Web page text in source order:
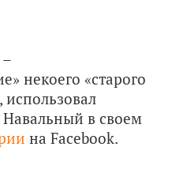
–
некоего «старого
использовал
в своем
на Facebook.